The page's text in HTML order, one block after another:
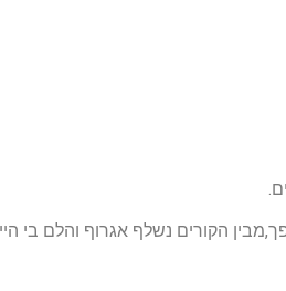
הקורים נשלף אגרוף והלם בי